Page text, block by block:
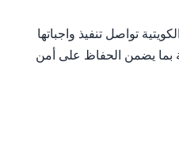
تواصل تنفيذ واجباتها
بما يضمن الحفاظ على أمن